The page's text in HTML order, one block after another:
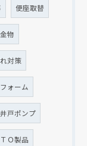
便座取替
物
対策
ォーム
井戸ポンプ
Ｏ製品